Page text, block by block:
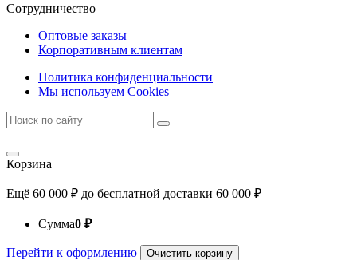
Сотрудничество
Оптовые заказы
Корпоративным клиентам
Политика конфиденциальности
Мы используем Cookies
Корзина
Ещё 60 000 ₽ до бесплатной доставки 60 000 ₽
Сумма0 ₽
Перейти к оформлению Очистить корзину